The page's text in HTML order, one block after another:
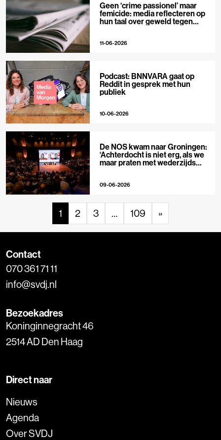
Geen ‘crime passionel’ maar
femicide: media reflecteren op
hun taal over geweld tegen
11-06-2026
Podcast: BNNVARA gaat op
Reddit in gesprek met hun
publiek
10-06-2026
De NOS kwam naar Groningen:
‘Achterdocht is niet erg, als we
maar praten met wederzijds
09-06-2026
1 2 3 … 109 »
Contact
070 361 71 11
info@svdj.nl
Bezoekadres
Koninginnegracht 46
2514 AD Den Haag
Direct naar
Nieuws
Agenda
Over SVDJ